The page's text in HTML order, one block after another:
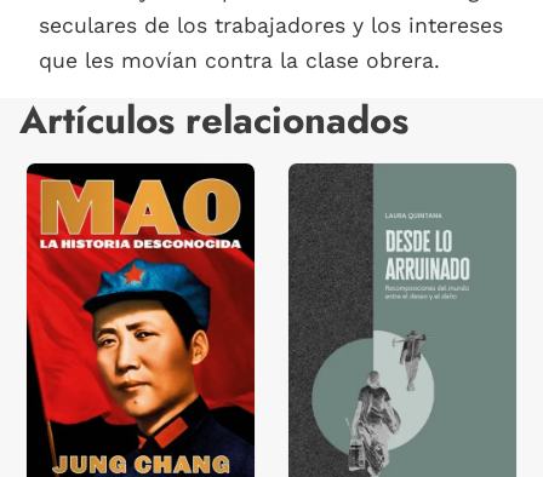
seculares de los trabajadores y los intereses
que les movían contra la clase obrera.
Artículos relacionados